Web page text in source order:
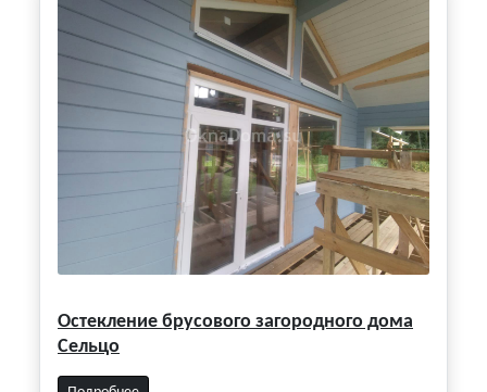
Остекление брусового загородного дома
Сельцо